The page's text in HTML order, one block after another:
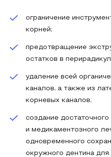
ограничение
корней;
предотвращение
остатков в
удаление всей
каналов, а также из
корневых каналов;
создание
и медикаментозного
одновременного
окружного дентина для